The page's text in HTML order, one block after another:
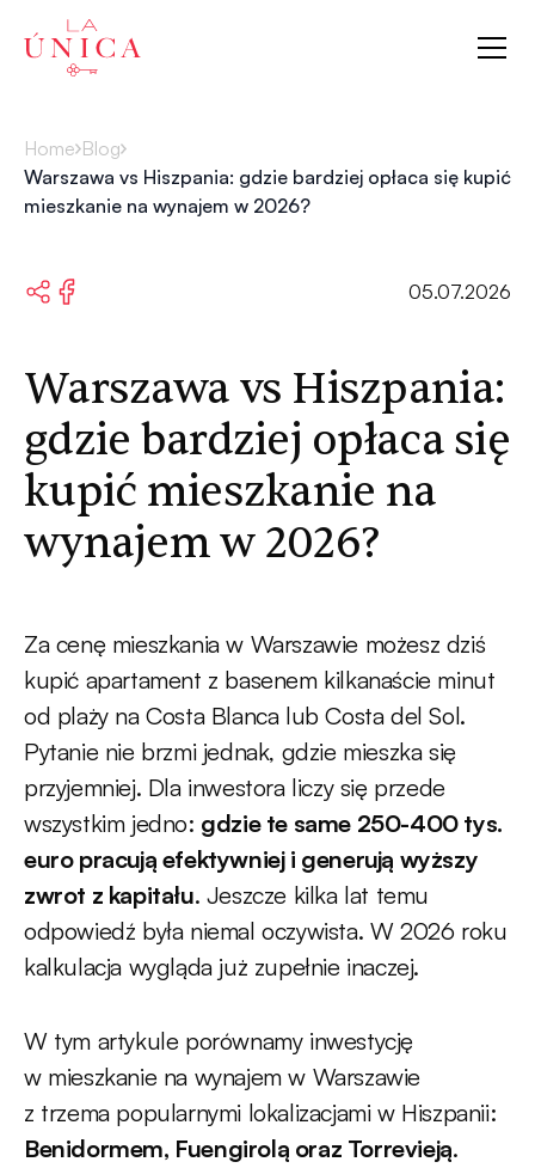
La Única
Home Blog
Warszawa vs Hiszpania: gdzie bardziej opłaca się kupić
mieszkanie na wynajem w 2026?
05.07.2026
Warszawa vs Hiszpania:
gdzie bardziej opłaca się
kupić mieszkanie na
wynajem w 2026?
Za cenę mieszkania w Warszawie możesz dziś
kupić apartament z basenem kilkanaście minut
od plaży na Costa Blanca lub Costa del Sol.
Pytanie nie brzmi jednak, gdzie mieszka się
przyjemniej. Dla inwestora liczy się przede
wszystkim jedno: gdzie te same 250-400 tys.
euro pracują efektywniej i generują wyższy
zwrot z kapitału. Jeszcze kilka lat temu
odpowiedź była niemal oczywista. W 2026 roku
kalkulacja wygląda już zupełnie inaczej.
W tym artykule porównamy inwestycję
w mieszkanie na wynajem w Warszawie
z trzema popularnymi lokalizacjami w Hiszpanii:
Benidormem, Fuengirolą oraz Torrevieją.